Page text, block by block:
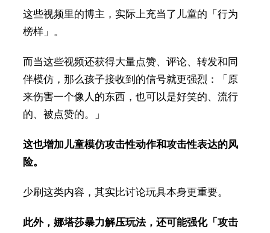
这些视频里的博主，实际上充当了儿童的「行为
榜样」。
而当这些视频还获得大量点赞、评论、转发和同
伴模仿，那么孩子接收到的信号就更强烈：「原
来伤害一个像人的东西，也可以是好笑的、流行
的、被点赞的。」
这也增加儿童模仿攻击性动作和攻击性表达的风
险。
少刷这类内容，其实比讨论玩具本身更重要。
此外，娜塔莎暴力解压玩法，还可能强化「攻击